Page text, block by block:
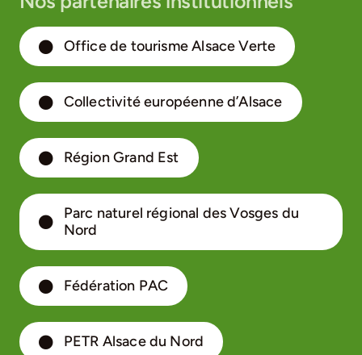
Office de tourisme Alsace Verte
Collectivité européenne d’Alsace
Région Grand Est
Parc naturel régional des Vosges du
Nord
Fédération PAC
PETR Alsace du Nord